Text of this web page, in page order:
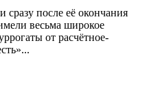
после её окончания
весьма широкое
от расчётное-